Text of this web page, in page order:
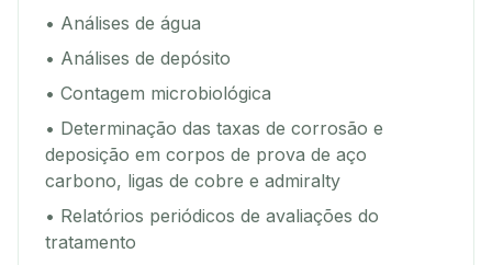
• Análises de água
• Análises de depósito
• Contagem microbiológica
• Determinação das taxas de corrosão e
deposição em corpos de prova de aço
carbono, ligas de cobre e admiralty
• Relatórios periódicos de avaliações do
tratamento